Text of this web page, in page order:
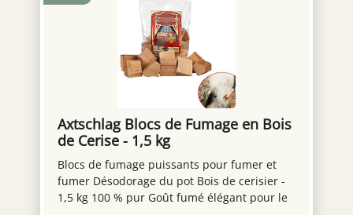
Axtschlag Blocs de Fumage en Bois
de Cerise - 1,5 kg
Blocs de fumage puissants pour fumer et
fumer Désodorage du pot Bois de cerisier -
1,5 kg 100 % pur Goût fumé élégant pour le